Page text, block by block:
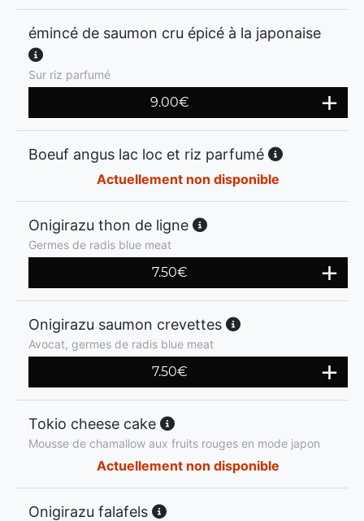
émincé de saumon cru épicé à la japonaise
Sur riz parfumé
9.00€
Boeuf angus lac loc et riz parfumé
Actuellement non disponible
Onigirazu thon de ligne
Germes de radis blue meat
7.50€
Onigirazu saumon crevettes
Avocat, germes de radis blue meat
7.50€
Tokio cheese cake
Mousse de chamallow aux fruits rouges en mode japon
Actuellement non disponible
Onigirazu falafels